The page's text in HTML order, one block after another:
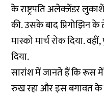
के राष्ट्रपति अलेक्जेंडर
की. उसके बाद प्रिगोझिन
मास्को मार्च रोक दिया.
दिया.
सारांश में जानते हैं कि रूस में
रुख रहा और इस बगावत के